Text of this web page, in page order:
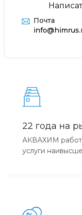
Почта
22 года на
АКВАХИМ
услуги